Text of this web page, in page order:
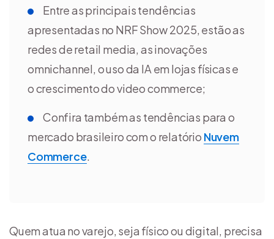
Entre as principais tendências
apresentadas no NRF Show 2025, estão as
redes de retail media, as inovações
omnichannel, o uso da IA em lojas físicas e
o crescimento do video commerce;
Confira também as tendências para o
mercado brasileiro com o relatório Nuvem
Commerce.
Quem atua no varejo, seja físico ou digital, precisa